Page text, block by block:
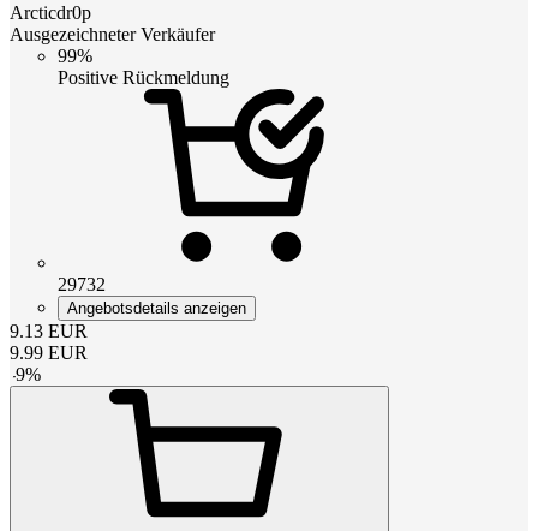
Arcticdr0p
Ausgezeichneter Verkäufer
99%
Positive Rückmeldung
29732
Angebotsdetails anzeigen
9.13 EUR
9.99 EUR
-9%